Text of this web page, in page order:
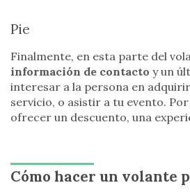
Pie
Finalmente, en esta parte del
información de contacto y un
interesar a la persona en
servicio, o asistir a tu evento.
ofrecer un descuento, una
Cómo hacer un volante